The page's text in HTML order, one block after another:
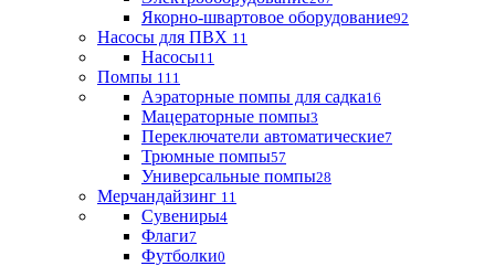
Якорно-швартовое оборудование92
Насосы для ПВХ 11
Насосы11
Помпы 111
Аэраторные помпы для садка16
Мацераторные помпы3
Переключатели автоматические7
Трюмные помпы57
Универсальные помпы28
Мерчандайзинг 11
Сувениры4
Флаги7
Футболки0